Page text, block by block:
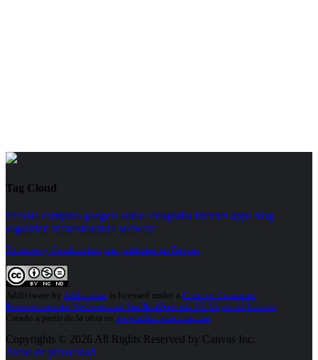
Tag Cloud
telfonia computo gadgets audio fotografia internet apps blog
seguridad infraestructura software
Términos y Condiciones para participar en Trivias.
Addictware by Addictware is licensed under a Creative Commons
Reconocimiento-NoComercial-SinObraDerivada 3.0 Unported License
Creado a partir de la obra en www.addictware.com.mx
Copyrights © 2026 All Rights Reserved by Canvas Inc.
Aviso de privacidad